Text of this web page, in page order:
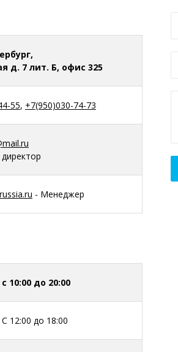
д. 7 лит. Б, офис 325
55, +7(950)030-74-73
- Менеджер
с 10:00 до 20:00
С 12:00 до 18:00